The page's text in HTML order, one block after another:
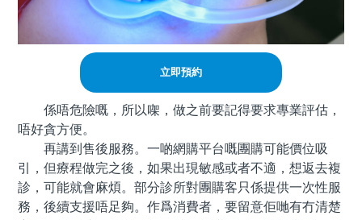
立即預約
係唔危險嘅，所以㗎，做之前要記得要求專業評估，
唔好貪方便。
再講到售後服務。一啲網購平台嘅團購可能價位吸
引，但療程做完之後，如果出現敏感或者不適，想返去複
診，可能就會麻煩。部分診所對團購客只係提供一次性服
務，後續支援唔足夠。作爲消費者，要留意佢哋有冇清楚